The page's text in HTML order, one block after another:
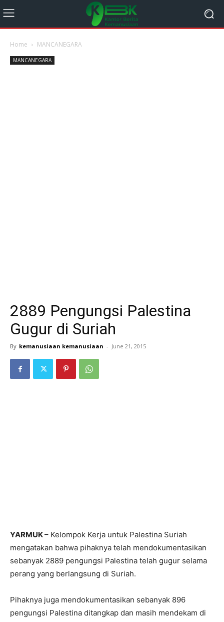
Home MANCANEGARA
MANCANEGARA
2889 Pengungsi Palestina
Gugur di Suriah
By kemanusiaan kemanusiaan - June 21, 2015
YARMUK– Kelompok Kerja untuk Palestina Suriah
mengatakan bahwa pihaknya telah mendokumentasikan
sebanyak 2889 pengungsi Palestina telah gugur selama
perang yang berlangsung di Suriah.
Pihaknya juga mendokumentasikan sebanyak 896
pengungsi Palestina ditangkap dan masih mendekam di